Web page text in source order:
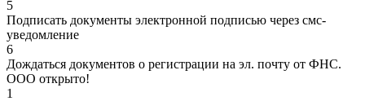
5
Подписать документы электронной подписью через смс-
уведомление
6
Дождаться документов о регистрации на эл. почту от ФНС.
ООО открыто!
1